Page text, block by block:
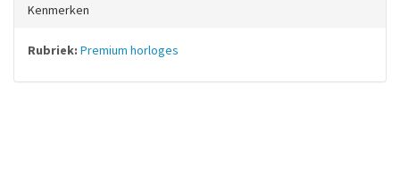
Kenmerken
Rubriek: Premium horloges